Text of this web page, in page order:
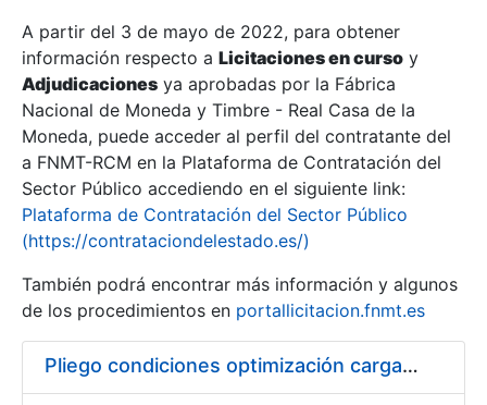
Mostrar/Ocultar
Mostrar/Ocultar
Mostrar/Ocultar
Mostrar/Ocultar
A partir del 3 de mayo de 2022, para obtener
información respecto a Licitaciones en curso y
Adjudicaciones ya aprobadas por la Fábrica
Nacional de Moneda y Timbre - Real Casa de la
Moneda, puede acceder al perfil del contratante del
a FNMT-RCM en la Plataforma de Contratación del
Sector Público accediendo en el siguiente link:
Plataforma de Contratación del Sector Público
(https://contrataciondelestado.es/)
También podrá encontrar más información y algunos
de los procedimientos en portallicitacion.fnmt.es
Pliego condiciones optimización cargas compras firmado